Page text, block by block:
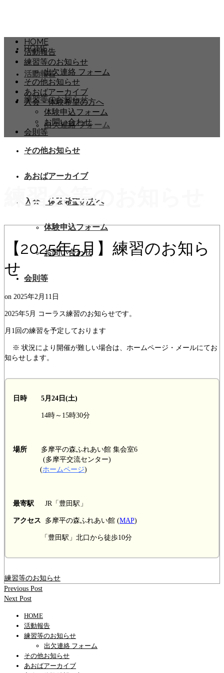
HOME
活動報告
練習等のお知らせ
出欠連絡 フォーム
その他お知らせ
あおばアーカイブ
入会・体験希望の方へ
体験申込フォーム
お問い合わせ
会則等
HOME
活動報告
練習等のお知らせ
出欠連絡 フォーム
その他お知らせ
あおばアーカイブ
入会・体験希望の方へ
体験申込フォーム
お問い合わせ
会則等
練習会等のお知らせ
【2025年5月】練習のお知ら
せ
on 2025年2月11日
2025年5月 コーラス練習のお知らせです。
月1回の練習を予定しております
※ 状況により開催が難しい場合は、ホームページ・メールにてお
知らせします。
日時 5月24日(土)
14時～15時30分
場所 多摩平の森ふれあい館 集会室6
(多摩平交流センター)
(ホームページ)
最寄駅 JR「豊田駅」
アクセス 多摩平の森ふれあい館 (MAP)
「豊田駅」北口から徒歩10分
練習等のお知らせ
Previous Post
Next Post
HOME
活動報告
練習等のお知らせ
出欠連絡 フォーム
その他お知らせ
あおばアーカイブ